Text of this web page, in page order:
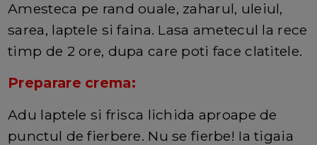
Amesteca pe rand ouale, zaharul, uleiul,
sarea, laptele si faina. Lasa ametecul la rece
timp de 2 ore, dupa care poti face clatitele.
Preparare crema:
Adu laptele si frisca lichida aproape de
punctul de fierbere. Nu se fierbe! Ia tigaia